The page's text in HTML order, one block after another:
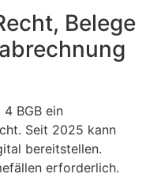
Belege
BGB ein
Seit 2025 kann
bereitstellen.
erforderlich.